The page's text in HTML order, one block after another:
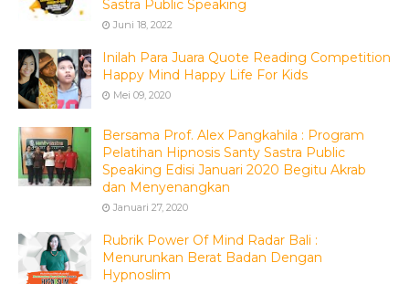
Sastra Public Speaking
Juni 18, 2022
Inilah Para Juara Quote Reading Competition
Happy Mind Happy Life For Kids
Mei 09, 2020
Bersama Prof. Alex Pangkahila : Program
Pelatihan Hipnosis Santy Sastra Public
Speaking Edisi Januari 2020 Begitu Akrab
dan Menyenangkan
Januari 27, 2020
Rubrik Power Of Mind Radar Bali :
Menurunkan Berat Badan Dengan
Hypnoslim